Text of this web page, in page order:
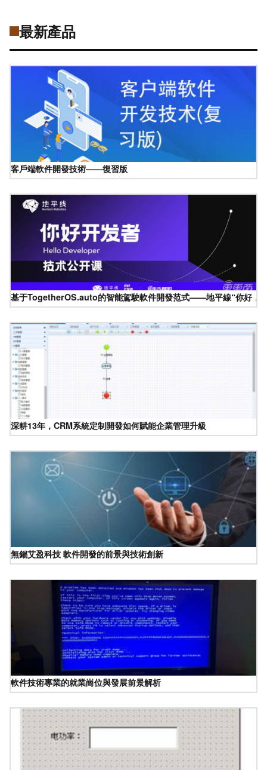
最新產品
客戶端軟件開發技術——復習版
基于TogetherOS.auto的智能駕駛軟件開發范式——地平線“你好，
深耕13年，CRM系統定制開發如何賦能企業管理升級
無錫艾盈科技 軟件開發的前景與技術創新
軟件技術專業的就業崗位與發展前景解析